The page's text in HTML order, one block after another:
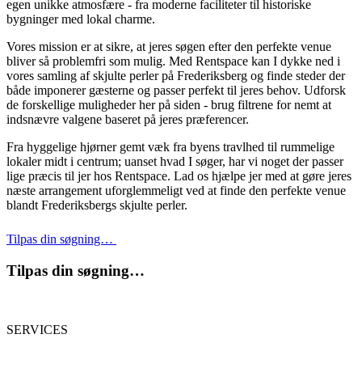
egen unikke atmosfære - fra moderne faciliteter til historiske
bygninger med lokal charme.
Vores mission er at sikre, at jeres søgen efter den perfekte venue
bliver så problemfri som mulig. Med Rentspace kan I dykke ned i
vores samling af skjulte perler på Frederiksberg og finde steder der
både imponerer gæsterne og passer perfekt til jeres behov. Udforsk
de forskellige muligheder her på siden - brug filtrene for nemt at
indsnævre valgene baseret på jeres præferencer.
Fra hyggelige hjørner gemt væk fra byens travlhed til rummelige
lokaler midt i centrum; uanset hvad I søger, har vi noget der passer
lige præcis til jer hos Rentspace. Lad os hjælpe jer med at gøre jeres
næste arrangement uforglemmeligt ved at finde den perfekte venue
blandt Frederiksbergs skjulte perler.
Tilpas din søgning…
Tilpas din søgning…
SERVICES